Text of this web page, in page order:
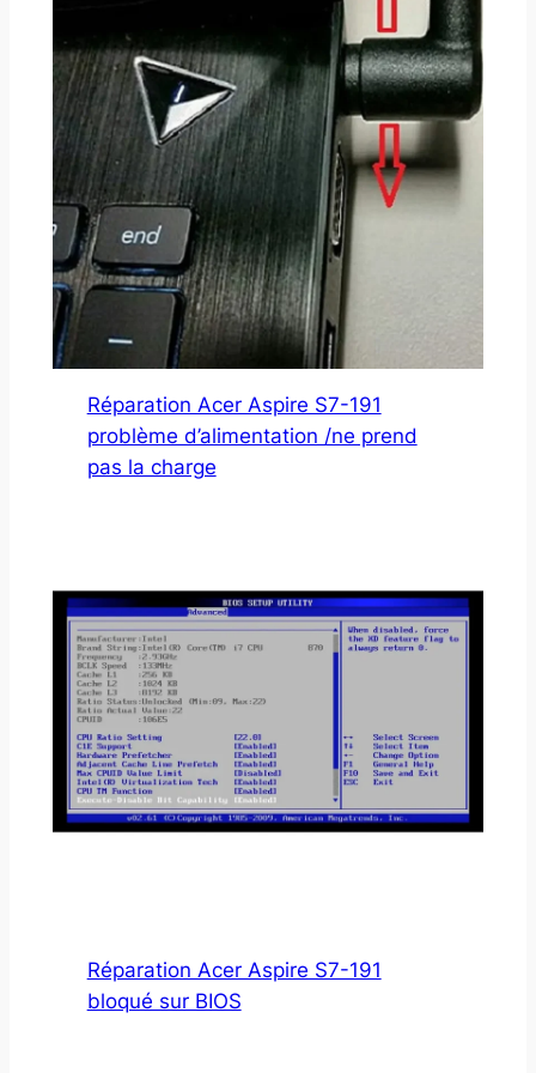
Réparation Acer Aspire S7-191
problème d’alimentation /ne prend
pas la charge
Réparation Acer Aspire S7-191
bloqué sur BIOS